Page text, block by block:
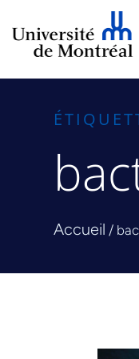
Accueil /